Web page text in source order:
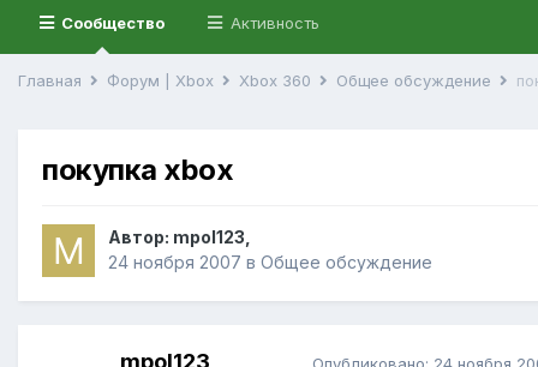
Сообщество Активность
Главная Форум | Xbox Xbox 360 Общее обсуждение
покупка xbox
Автор: mpol123
24 ноября 2007 в Общее обсуждение